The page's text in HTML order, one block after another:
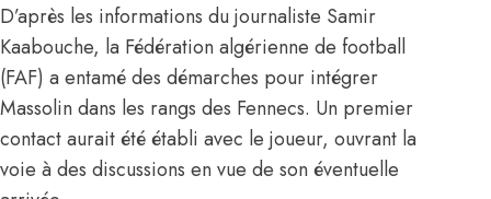
D’après les informations du journaliste Samir
Kaabouche, la Fédération algérienne de football
(FAF) a entamé des démarches pour intégrer
Massolin dans les rangs des Fennecs. Un premier
contact aurait été établi avec le joueur, ouvrant la
voie à des discussions en vue de son éventuelle